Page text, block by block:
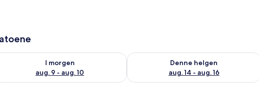
9
I morgen
aug. 9 - aug. 10
tilgjengelighet for i morgen, aug. 9 - aug. 10
Denne helgen
aug. 14 - aug. 16
Sjekk tilgjengelighet for denne helgen,